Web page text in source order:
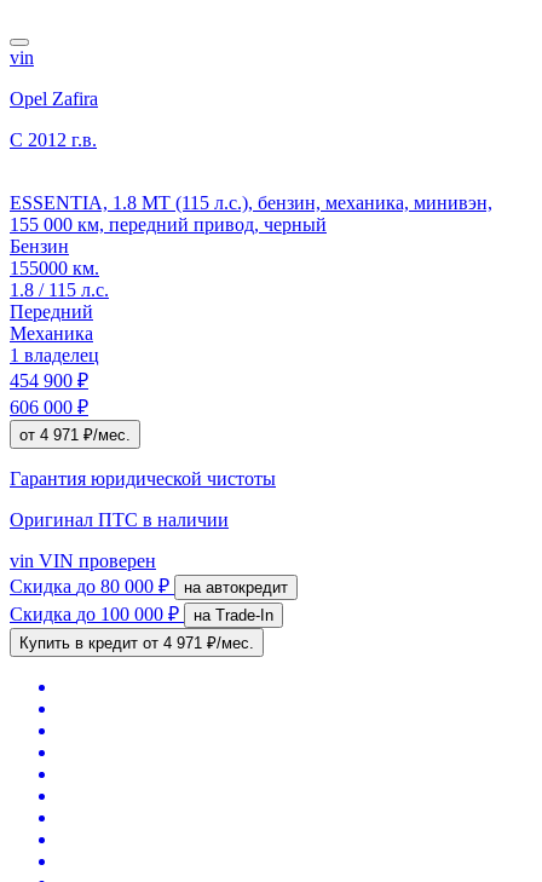
vin
Opel Zafira
C 2012 г.в.
ESSENTIA, 1.8 MT (115 л.с.), бензин, механика, минивэн,
155 000 км, передний привод, черный
Бензин
155000 км.
1.8 / 115 л.с.
Передний
Механика
1 владелец
454 900 ₽
606 000 ₽
от 4 971 ₽/мес.
Гарантия юридической чистоты
Оригинал ПТС в наличии
vin VIN проверен
Скидка до 80 000 ₽ на автокредит
Скидка до 100 000 ₽
на Trade-In
Купить в кредит от 4 971 ₽/мес.